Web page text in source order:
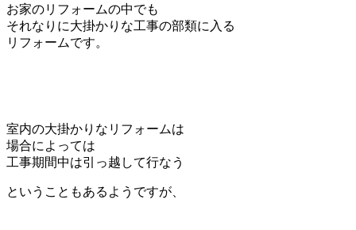
お家のリフォームの中でも
それなりに大掛かりな工事の部類に入る
リフォームです。
室内の大掛かりなリフォームは
場合によっては
工事期間中は引っ越して行なう
ということもあるようですが、